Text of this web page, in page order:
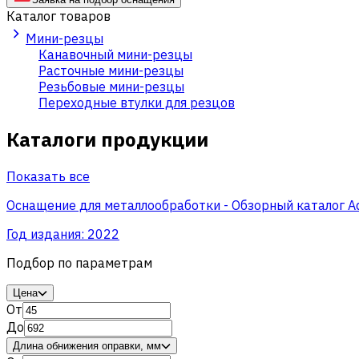
Каталог товаров
Мини-резцы
Канавочный мини-резцы
Расточные мини-резцы
Резьбовые мини-резцы
Переходные втулки для резцов
Каталоги продукции
Показать все
Оснащение для металлообработки - Обзорный каталог
Год издания: 2022
Подбор по параметрам
Цена
От
До
Длина обнижения оправки, мм